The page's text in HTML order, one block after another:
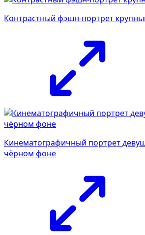
Контрастный фэшн-портрет
Кинематографичный портрет
чёрном фоне